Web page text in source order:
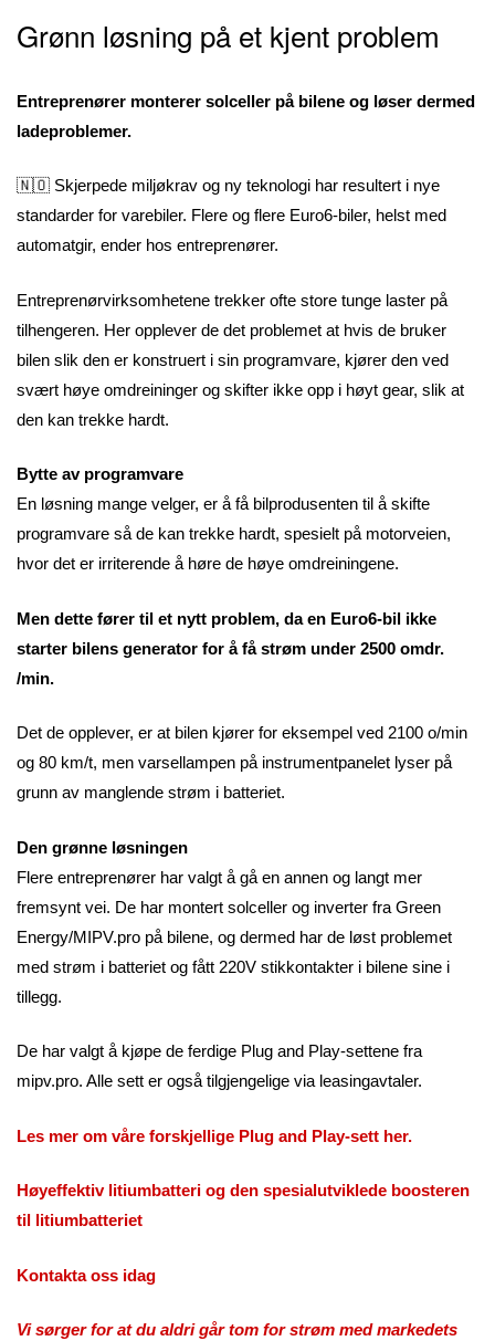
Grønn løsning på et kjent problem
Entreprenører monterer solceller på bilene og løser dermed
ladeproblemer.
🇳🇴 Skjerpede miljøkrav og ny teknologi har resultert i nye
standarder for varebiler. Flere og flere Euro6-biler, helst med
automatgir, ender hos entreprenører.
Entreprenørvirksomhetene trekker ofte store tunge laster på
tilhengeren. Her opplever de det problemet at hvis de bruker
bilen slik den er konstruert i sin programvare, kjører den ved
svært høye omdreininger og skifter ikke opp i høyt gear, slik at
den kan trekke hardt.
Bytte av programvare
En løsning mange velger, er å få bilprodusenten til å skifte
programvare så de kan trekke hardt, spesielt på motorveien,
hvor det er irriterende å høre de høye omdreiningene.
Men dette fører til et nytt problem, da en Euro6-bil ikke
starter bilens generator for å få strøm under 2500 omdr.
/min.
Det de opplever, er at bilen kjører for eksempel ved 2100 o/min
og 80 km/t, men varsellampen på instrumentpanelet lyser på
grunn av manglende strøm i batteriet.
Den grønne løsningen
Flere entreprenører har valgt å gå en annen og langt mer
fremsynt vei. De har montert solceller og inverter fra Green
Energy/MIPV.pro på bilene, og dermed har de løst problemet
med strøm i batteriet og fått 220V stikkontakter i bilene sine i
tillegg.
De har valgt å kjøpe de ferdige Plug and Play-settene fra
mipv.pro. Alle sett er også tilgjengelige via leasingavtaler.
Les mer om våre forskjellige Plug and Play-sett her.
Høyeffektiv litiumbatteri og den spesialutviklede boosteren
til litiumbatteriet
Kontakta oss idag
Vi sørger for at du aldri går tom for strøm med markedets